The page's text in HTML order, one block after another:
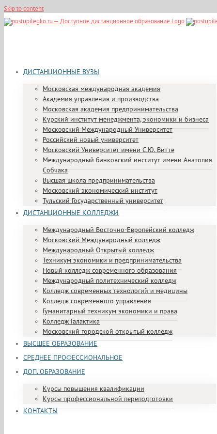
Skip to content
ДИСТАНЦИОННЫЕ ВУЗЫ
Московская международная академия
Академия управления и производства
Московская академия предпринимательства
Курский институт менеджмента, экономики и бизнеса
Московский Международный Университет
Российский новый университет
Московский Университет имени С.Ю. Витте
Международный банковский институт имени Анатолия
Собчака
Высшая школа предпринимательства
Московский экономический институт
Тульский Государственный университет
ДИСТАНЦИОННЫЕ КОЛЛЕДЖИ
Международный Восточно-Европейский колледж
Московский Международный колледж
Международный Открытый колледж
Техникум экономики и предпринимательства
Новый колледж современного образования
Международный политехнический колледж
Колледж современных технологий и медицины
Колледж современного управления
Гуманитарный техникум экономики и права
Колледж Галактика
Московский городской открытый колледж
ВЫСШЕЕ ОБРАЗОВАНИЕ
СРЕДНЕЕ ПРОФЕССИОНАЛЬНОЕ
ДОП. ОБРАЗОВАНИЕ
Курсы повышения квалификации
Курсы профессиональной переподготовки
КОНТАКТЫ